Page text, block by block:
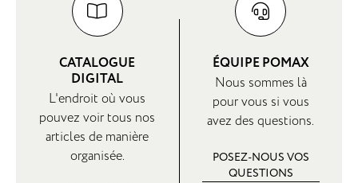
CATALOGUE
DIGITAL
L'endroit où vous
pouvez voir tous nos
articles de manière
organisée.
ÉQUIPE POMAX
Nous sommes là
pour vous si vous
avez des questions.
POSEZ-NOUS VOS
QUESTIONS